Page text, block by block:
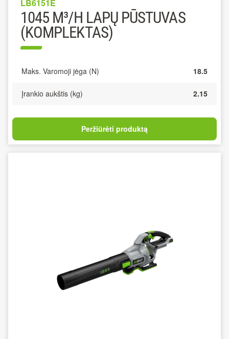
LB6151E
1045 M³/H LAPŲ PŪSTUVAS
(KOMPLEKTAS)
Maks. Varomoji jėga (N) 18.5
Įrankio aukštis (kg) 2.15
Peržiūrėti produktą